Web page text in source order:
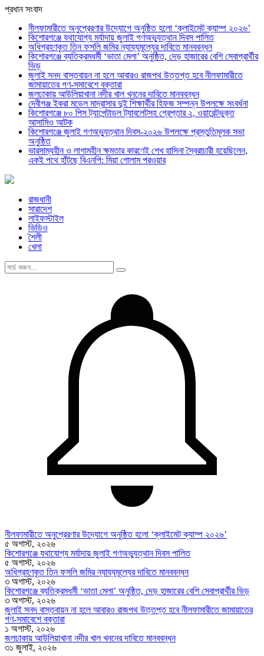
প্রধান সংবাদ
নীলফামারীতে অনুপ্রেরণার উদ্যোগে অনুষ্ঠিত হলো ‘ক্লাইমেট ক্যাম্প ২০২৬’
কিশোরগঞ্জে যথাযোগ্য মর্যাদায় জুলাই গণঅভ্যুত্থান দিবস পালিত
অধিগ্রহণকৃত তিন ফসলি জমির ন্যায্যমূল্যের দাবিতে মানববন্ধন
কিশোরগঞ্জে ব্যতিক্রমধর্মী ‘ভাতা মেলা’ অনুষ্ঠিত, দেড় হাজারের বেশি সেবাপ্রার্থীর
ভিড়
জুলাই সনদ বাস্তবায়ন না হলে আবারও রাজপথ উত্তপ্ত হবে নীলফামারীতে
জামায়াতের গণ-সমাবেশে বক্তারা
জলঢাকায় আউলিয়াখানা নদীর খাল খননের দাবিতে মানববন্ধন
দেবীগঞ্জ ইকরা মডেল মাদ্রাসার দুই শিক্ষার্থীর হিফজ সম্পন্ন উপলক্ষে সংবর্ধনা
কিশোরগঞ্জে ৮০ পিস ট্যাপেন্টাডল ট্যাবলেটসহ গ্রেপ্তার ২, ওয়ারেন্টভুক্ত
আসামিও আটক
কিশোরগঞ্জে জুলাই গণঅভ্যুত্থান দিবস-২০২৬ উপলক্ষে প্রস্তুতিমূলক সভা
অনুষ্ঠিত
ভারসাম্যহীন ও লাগামহীন ক্ষমতার কারণেই শেখ হাসিনা স্বৈরাচারী হয়েছিলেন,
একই পথে হাঁটছে বিএনপি: মিয়া গোলাম পরওয়ার
রাজধানী
সারাদেশ
লাইফস্টাইল
ভিডিও
শৈলী
খেলা
নীলফামারীতে অনুপ্রেরণার উদ্যোগে অনুষ্ঠিত হলো ‘ক্লাইমেট ক্যাম্প ২০২৬’
৫ অগাস্ট, ২০২৬
কিশোরগঞ্জে যথাযোগ্য মর্যাদায় জুলাই গণঅভ্যুত্থান দিবস পালিত
৫ অগাস্ট, ২০২৬
অধিগ্রহণকৃত তিন ফসলি জমির ন্যায্যমূল্যের দাবিতে মানববন্ধন
৩ অগাস্ট, ২০২৬
কিশোরগঞ্জে ব্যতিক্রমধর্মী ‘ভাতা মেলা’ অনুষ্ঠিত, দেড় হাজারের বেশি সেবাপ্রার্থীর ভিড়
৩ অগাস্ট, ২০২৬
জুলাই সনদ বাস্তবায়ন না হলে আবারও রাজপথ উত্তপ্ত হবে নীলফামারীতে জামায়াতের
গণ-সমাবেশে বক্তারা
১ অগাস্ট, ২০২৬
জলঢাকায় আউলিয়াখানা নদীর খাল খননের দাবিতে মানববন্ধন
৩১ জুলাই, ২০২৬